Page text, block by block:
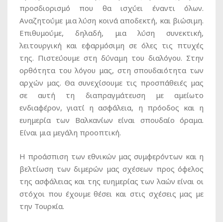
προσδιορισμό που θα ισχύει έναντι όλων.
Αναζητούμε μια λύση κοινά αποδεκτή, και βιώσιμη.
Επιθυμούμε, δηλαδή, μια λύση συνεκτική,
λειτουργική και εφαρμόσιμη σε όλες τις πτυχές
της. Πιστεύουμε στη δύναμη του διαλόγου. Στην
ορθότητα του λόγου μας, στη σπουδαιότητα των
αρχών μας. Θα συνεχίσουμε τις προσπάθειές μας
σε αυτή τη διαπραγμάτευση με αμείωτο
ενδιαφέρον, γιατί η ασφάλεια, η πρόοδος και η
ευημερία των Βαλκανίων είναι σπουδαίο όραμα.
Είναι μια μεγάλη προοπτική.
Η προάσπιση των εθνικών μας συμφερόντων και η
βελτίωση των διμερών μας σχέσεων προς όφελος
της ασφάλειας και της ευημερίας των λαών είναι οι
στόχοι που έχουμε θέσει και στις σχέσεις μας με
την Τουρκία.